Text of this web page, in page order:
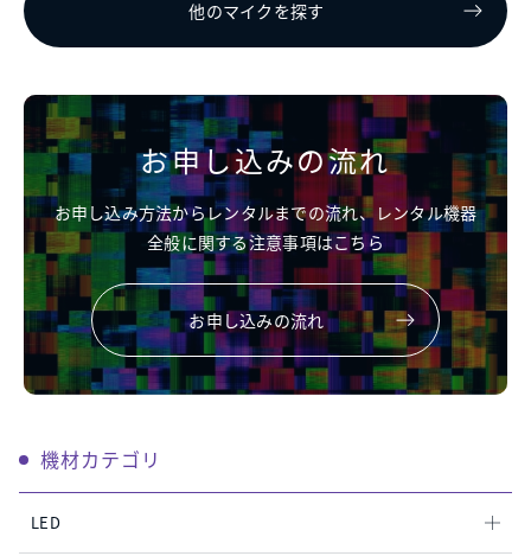
機材カテゴリ
LED
他のマイクを探す
お申し込みの流れ
お申し込み方法からレンタルまでの流れ、レンタル機器
全般に関する注意事項はこちら
お申し込みの流れ